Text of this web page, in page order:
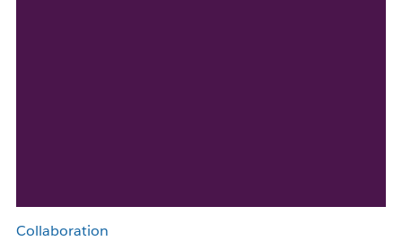
Collaboration